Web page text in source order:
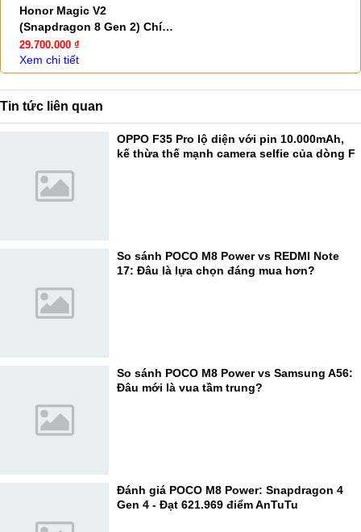
Honor Magic V2
(Snapdragon 8 Gen 2) Chính
hãng
29.700.000 ₫
Xem chi tiết
Tin tức liên quan
OPPO F35 Pro lộ diện với pin 10.000mAh,
kế thừa thế mạnh camera selfie của dòng F
So sánh POCO M8 Power vs REDMI Note
17: Đâu là lựa chọn đáng mua hơn?
So sánh POCO M8 Power vs Samsung A56:
Đâu mới là vua tầm trung?
Đánh giá POCO M8 Power: Snapdragon 4
Gen 4 - Đạt 621.969 điểm AnTuTu